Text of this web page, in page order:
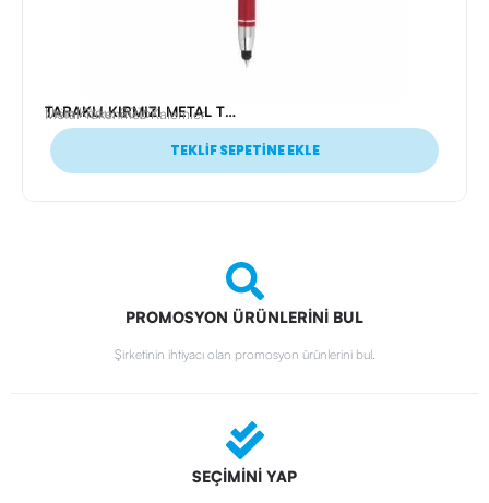
TARAKLI KIRMIZI METAL TÜKENMEZ KALEM
Ürün Kodu: 20167
Metal Tükenmez Kalemler
TEKLİF SEPETİNE EKLE
PROMOSYON ÜRÜNLERİNİ BUL
Şirketinin ihtiyacı olan promosyon ürünlerini bul.
SEÇİMİNİ YAP